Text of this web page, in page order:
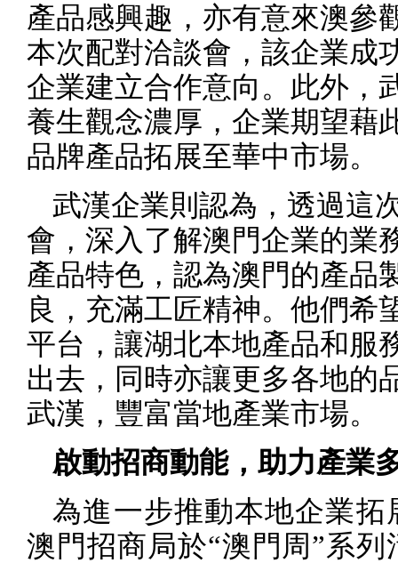
產品感興趣，亦有意來澳參
本次配對洽談會，該企業成
企業建立合作意向。此外，
養生觀念濃厚，企業期望藉
品牌產品拓展至華中市場。
武漢企業則認為，透過這
會，深入了解澳門企業的業
產品特色，認為澳門的產品
良，充滿工匠精神。他們希
平台，讓湖北本地產品和服
出去，同時亦讓更多各地的
武漢，豐富當地產業市場。
啟動招商動能，助力產業
為進一步推動本地企業拓
澳門招商局於“澳門周”系列